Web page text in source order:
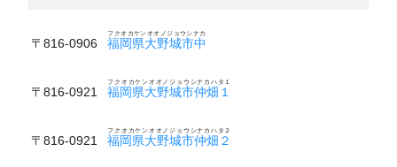
〒816-0906 福岡県大野城市中
フクオカケンオオノジョウシナカ
〒816-0921 福岡県大野城市仲畑１
フクオカケンオオノジョウシナカハタ１
〒816-0921 福岡県大野城市仲畑２
フクオカケンオオノジョウシナカハタ２